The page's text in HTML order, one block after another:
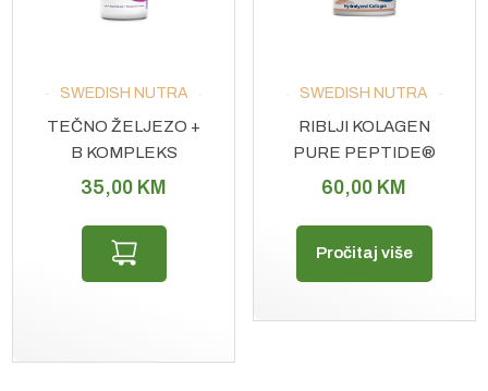
SWEDISH NUTRA
TEČNO ŽELJEZO +
B KOMPLEKS
35,00 KM
SWEDISH NUTRA
RIBLJI KOLAGEN
PURE PEPTIDE®
PRAH 300G
60,00 KM
Pročitaj više